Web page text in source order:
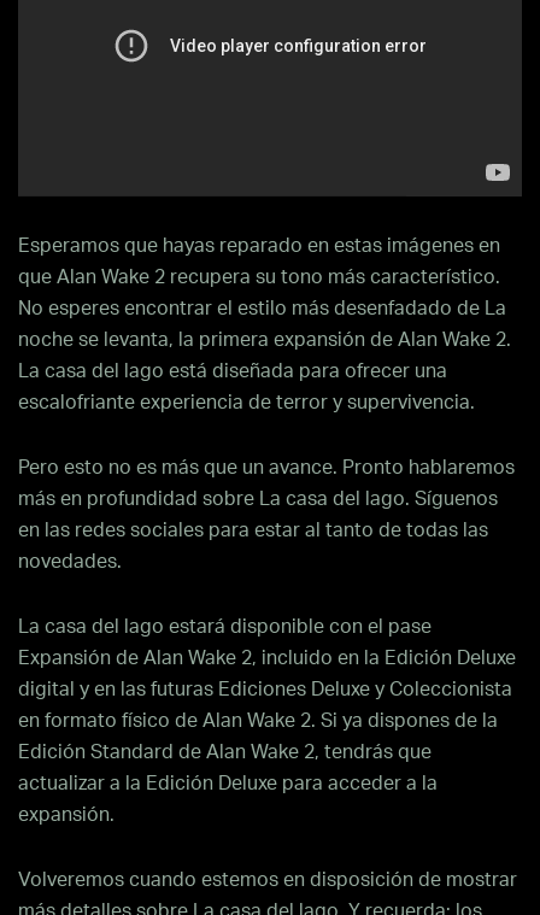
Esperamos que hayas reparado en estas imágenes en
que Alan Wake 2 recupera su tono más característico.
No esperes encontrar el estilo más desenfadado de La
noche se levanta, la primera expansión de Alan Wake 2.
La casa del lago está diseñada para ofrecer una
escalofriante experiencia de terror y supervivencia.
Pero esto no es más que un avance. Pronto hablaremos
más en profundidad sobre La casa del lago. Síguenos
en las redes sociales para estar al tanto de todas las
novedades.
La casa del lago estará disponible con el pase
Expansión de Alan Wake 2, incluido en la Edición Deluxe
digital y en las futuras Ediciones Deluxe y Coleccionista
en formato físico de Alan Wake 2. Si ya dispones de la
Edición Standard de Alan Wake 2, tendrás que
actualizar a la Edición Deluxe para acceder a la
expansión.
Volveremos cuando estemos en disposición de mostrar